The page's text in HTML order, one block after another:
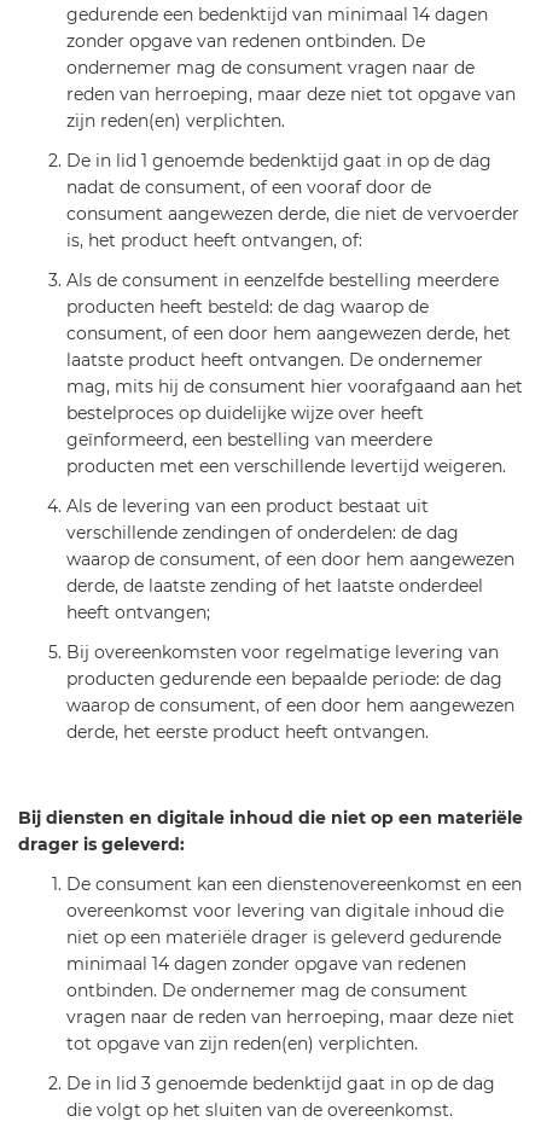
gedurende een bedenktijd van minimaal 14 dagen
zonder opgave van redenen ontbinden. De
ondernemer mag de consument vragen naar de
reden van herroeping, maar deze niet tot opgave van
zijn reden(en) verplichten.
De in lid 1 genoemde bedenktijd gaat in op de dag
nadat de consument, of een vooraf door de
consument aangewezen derde, die niet de vervoerder
is, het product heeft ontvangen, of:
Als de consument in eenzelfde bestelling meerdere
producten heeft besteld: de dag waarop de
consument, of een door hem aangewezen derde, het
laatste product heeft ontvangen. De ondernemer
mag, mits hij de consument hier voorafgaand aan het
bestelproces op duidelijke wijze over heeft
geïnformeerd, een bestelling van meerdere
producten met een verschillende levertijd weigeren.
Als de levering van een product bestaat uit
verschillende zendingen of onderdelen: de dag
waarop de consument, of een door hem aangewezen
derde, de laatste zending of het laatste onderdeel
heeft ontvangen;
Bij overeenkomsten voor regelmatige levering van
producten gedurende een bepaalde periode: de dag
waarop de consument, of een door hem aangewezen
derde, het eerste product heeft ontvangen.
Bij diensten en digitale inhoud die niet op een materiële
drager is geleverd:
De consument kan een dienstenovereenkomst en een
overeenkomst voor levering van digitale inhoud die
niet op een materiële drager is geleverd gedurende
minimaal 14 dagen zonder opgave van redenen
ontbinden. De ondernemer mag de consument
vragen naar de reden van herroeping, maar deze niet
tot opgave van zijn reden(en) verplichten.
De in lid 3 genoemde bedenktijd gaat in op de dag
die volgt op het sluiten van de overeenkomst.